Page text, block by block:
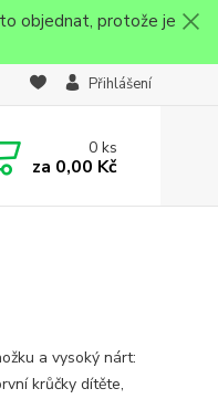
objednat, protože je
Přihlášení
0ks
za 0,00 Kč
a vysoký nárt:
krůčky dítěte,